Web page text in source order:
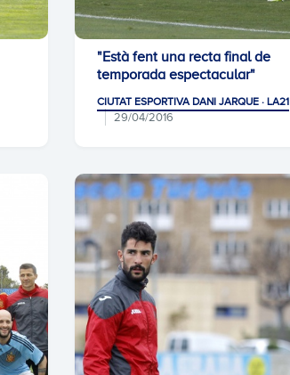
"Està fent una recta final de
temporada espectacular"
CIUTAT ESPORTIVA DANI JARQUE · LA21
29/04/2016